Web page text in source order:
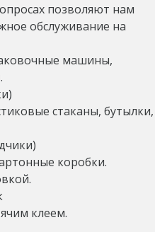
позволяют нам
обслуживание на
машины,
стаканы, бутылки,
коробки.
клеем.